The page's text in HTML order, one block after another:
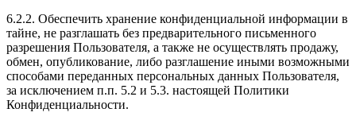
6.2.2. Обеспечить хранение конфиденциальной информации в
тайне, не разглашать без предварительного письменного
разрешения Пользователя, а также не осуществлять продажу,
обмен, опубликование, либо разглашение иными возможными
способами переданных персональных данных Пользователя,
за исключением п.п. 5.2 и 5.3. настоящей Политики
Конфиденциальности.